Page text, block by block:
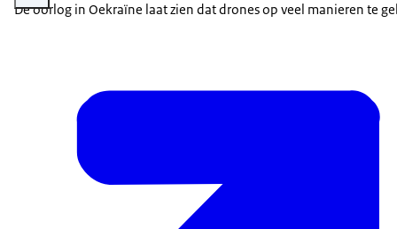
De oorlog in Oekraïne laat zien dat drones op veel manieren te